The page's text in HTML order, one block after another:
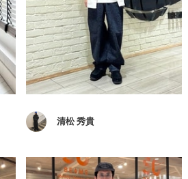
清松 秀貴